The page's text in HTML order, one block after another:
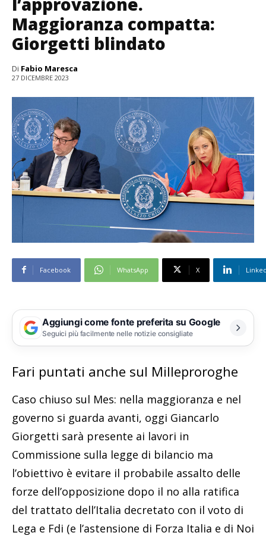
Maggioranza compatta:
Giorgetti blindato
Di Fabio Maresca
27 DICEMBRE 2023
Facebook WhatsApp X
Aggiungi come fonte preferita su Google
Seguici più facilmente nelle notizie consigliate
Fari puntati anche sul Milleproroghe
Caso chiuso sul Mes: nella maggioranza e nel
governo si guarda avanti, oggi Giancarlo
Giorgetti sarà presente ai lavori in
Commissione sulla legge di bilancio ma
l’obiettivo è evitare il probabile assalto delle
forze dell’opposizione dopo il no alla ratifica
del trattato dell’Italia decretato con il voto di
Lega e Fdi (e l’astensione di Forza Italia e di Noi